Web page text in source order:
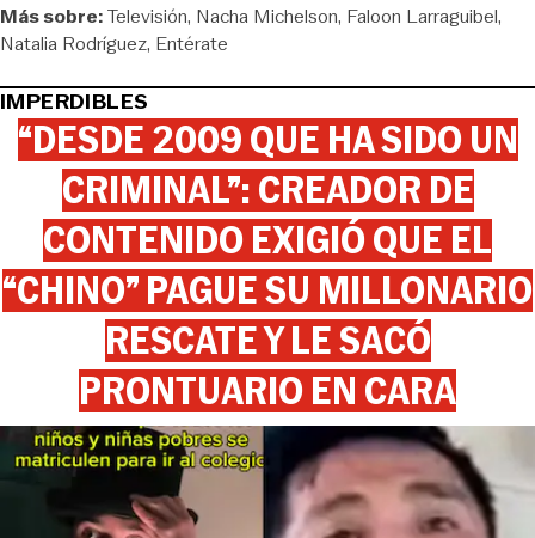
Más sobre:Televisión Nacha Michelson Faloon Larraguibel
Natalia Rodríguez Entérate
IMPERDIBLES
“DESDE 2009 QUE HA SIDO UN
CRIMINAL”: CREADOR DE
CONTENIDO EXIGIÓ QUE EL
“CHINO” PAGUE SU MILLONARIO
RESCATE Y LE SACÓ
PRONTUARIO EN CARA